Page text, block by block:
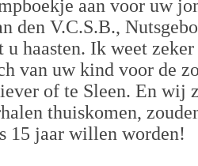
aan voor uw
den V.C.S.B.,
u haasten. Ik weet
van uw kind voor de
of te Sleen. En wij
thuiskomen,
15 jaar willen worden!